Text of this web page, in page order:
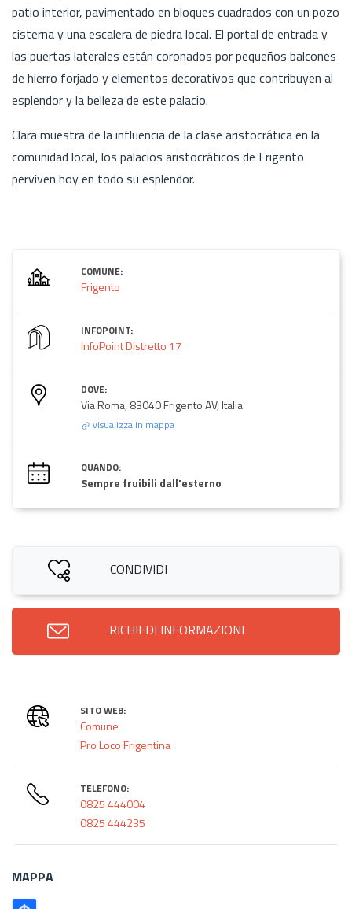
patio interior, pavimentado en bloques cuadrados con un pozo
cisterna y una escalera de piedra local. El portal de entrada y
las puertas laterales están coronados por pequeños balcones
de hierro forjado y elementos decorativos que contribuyen al
esplendor y la belleza de este palacio.
Clara muestra de la influencia de la clase aristocrática en la
comunidad local, los palacios aristocráticos de Frigento
perviven hoy en todo su esplendor.
COMUNE:
Frigento
INFOPOINT:
InfoPoint Distretto 17
DOVE:
Via Roma, 83040 Frigento AV, Italia
visualizza in mappa
QUANDO:
Sempre fruibili dall'esterno
CONDIVIDI
RICHIEDI INFORMAZIONI
SITO WEB:
Comune
Pro Loco Frigentina
TELEFONO:
0825 444004
0825 444235
MAPPA